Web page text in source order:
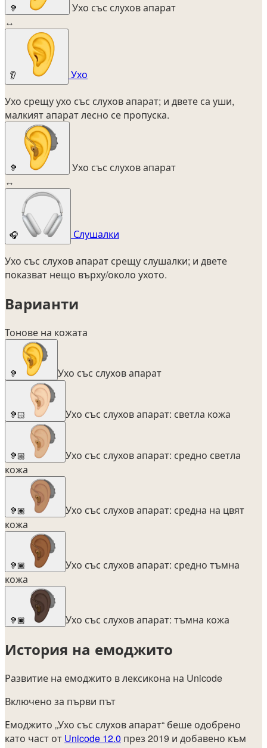
🦻
Ухо със слухов апарат
↔
👂
Ухо
Ухо срещу ухо със слухов апарат; и двете са уши,
малкият апарат лесно се пропуска.
🦻
Ухо със слухов апарат
↔
🎧
Слушалки
Ухо със слухов апарат срещу слушалки; и двете
показват нещо върху/около ухото.
Варианти
Тонове на кожата
🦻 Ухо със слухов апарат
🦻🏻 Ухо със слухов апарат: светла кожа
🦻🏼
Ухо със слухов апарат: средно светла
кожа
🦻🏽
Ухо със слухов апарат: средна на цвят
кожа
🦻🏾
Ухо със слухов апарат: средно тъмна
кожа
🦻🏿 Ухо със слухов апарат: тъмна кожа
История на емоджито
Развитие на емоджито в лексикона на Unicode
Включено за първи път
Емоджито „Ухо със слухов апарат“ беше одобрено
като част от Unicode 12.0 през 2019 и добавено към